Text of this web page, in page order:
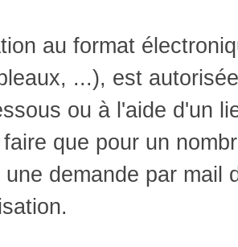
au format
...), est
ou à l'aide d'un
que pour un
demande par mail